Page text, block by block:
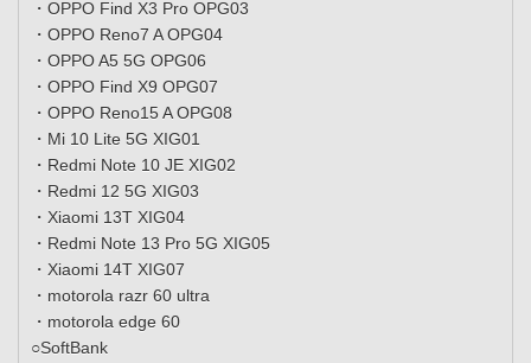
・OPPO Find X3 Pro OPG03
・OPPO Reno7 A OPG04
・OPPO A5 5G OPG06
・OPPO Find X9 OPG07
・OPPO Reno15 A OPG08
・Mi 10 Lite 5G XIG01
・Redmi Note 10 JE XIG02
・Redmi 12 5G XIG03
・Xiaomi 13T XIG04
・Redmi Note 13 Pro 5G XIG05
・Xiaomi 14T XIG07
・motorola razr 60 ultra
・motorola edge 60
○SoftBank